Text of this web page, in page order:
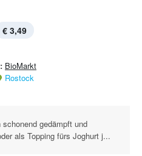
€ 3,49
BioMarkt
Rostock
gedämpft und
als Topping fürs Joghurt j...